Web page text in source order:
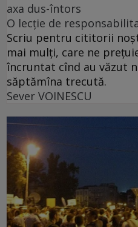
axa dus-întors
O lecție de
Scriu pentru cititorii
mai mulți, care ne
încruntat cînd au văzut
săptămîna trecută.
Sever VOINESCU